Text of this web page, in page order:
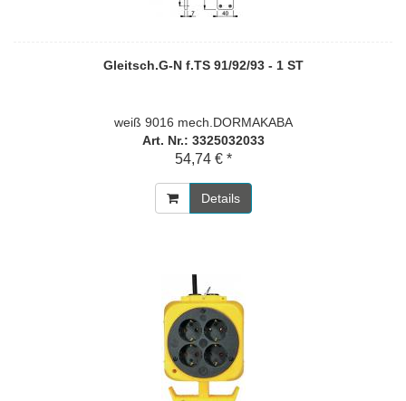
Gleitsch.G-N f.TS 91/92/93 - 1 ST
weiß 9016 mech.DORMAKABA
Art. Nr.: 3325032033
54,74 € *
Details